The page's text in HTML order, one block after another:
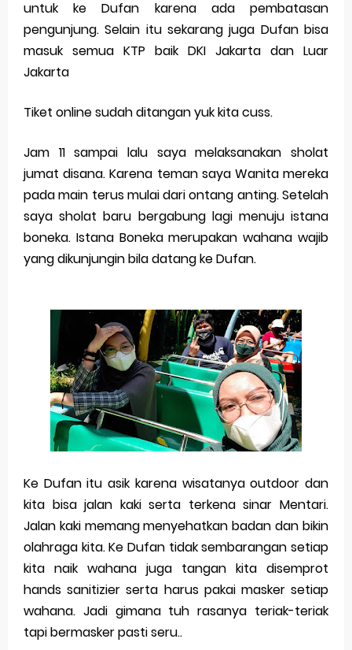
untuk ke Dufan karena ada pembatasan
pengunjung. Selain itu sekarang juga Dufan bisa
masuk semua KTP baik DKI Jakarta dan Luar
Jakarta
Tiket online sudah ditangan yuk kita cuss.
Jam 11 sampai lalu saya melaksanakan sholat
jumat disana. Karena teman saya Wanita mereka
pada main terus mulai dari ontang anting. Setelah
saya sholat baru bergabung lagi menuju istana
boneka. Istana Boneka merupakan wahana wajib
yang dikunjungin bila datang ke Dufan.
Ke Dufan itu asik karena wisatanya outdoor dan
kita bisa jalan kaki serta terkena sinar Mentari.
Jalan kaki memang menyehatkan badan dan bikin
olahraga kita. Ke Dufan tidak sembarangan setiap
kita naik wahana juga tangan kita disemprot
hands sanitizier serta harus pakai masker setiap
wahana. Jadi gimana tuh rasanya teriak-teriak
tapi bermasker pasti seru..